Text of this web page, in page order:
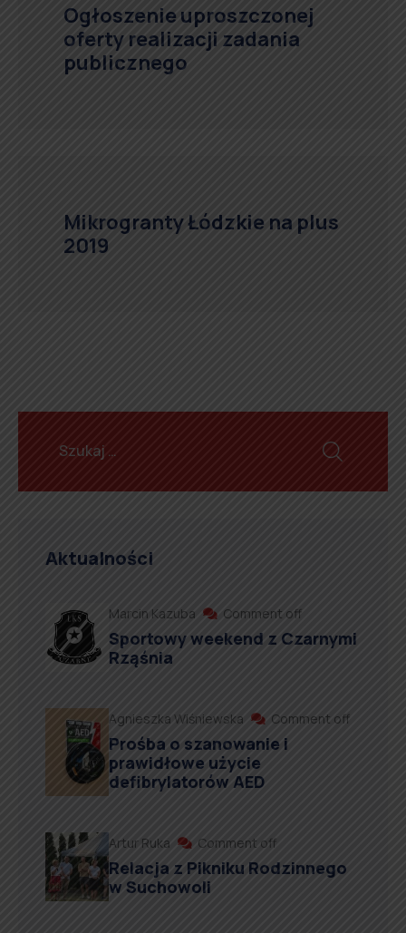
Ogłoszenie uproszczonej
oferty realizacji zadania
publicznego
Mikrogranty Łódzkie na plus
2019
Aktualności
Marcin Kazuba Comment off
Sportowy weekend z Czarnymi
Rząśnia
Agnieszka Wiśniewska Comment off
Prośba o szanowanie i
prawidłowe użycie
defibrylatorów AED
Artur Ruka Comment off
Relacja z Pikniku Rodzinnego
w Suchowoli